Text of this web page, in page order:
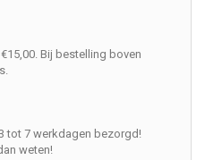
Bij bestelling boven
tot 7 werkdagen bezorgd!
weten!